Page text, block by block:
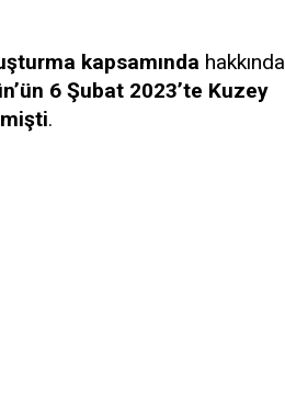
kapsamında hakkında
6 Şubat 2023’te Kuzey
.